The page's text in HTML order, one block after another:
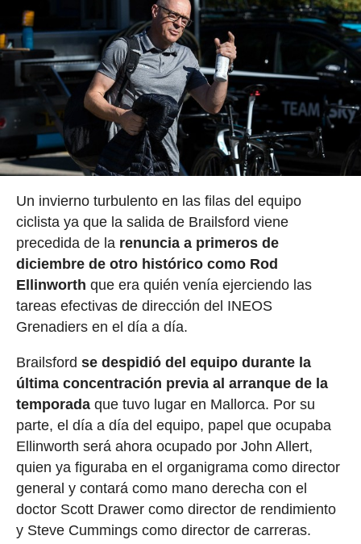
Un invierno turbulento en las filas del equipo
ciclista ya que la salida de Brailsford viene
precedida de la renuncia a primeros de
diciembre de otro histórico como Rod
Ellinworth que era quién venía ejerciendo las
tareas efectivas de dirección del INEOS
Grenadiers en el día a día.
Brailsford se despidió del equipo durante la
última concentración previa al arranque de la
temporadaque tuvo lugar en Mallorca. Por su
parte, el día a día del equipo, papel que ocupaba
Ellinworth será ahora ocupado por John Allert,
quien ya figuraba en el organigrama como director
general y contará como mano derecha con el
doctor Scott Drawer como director de rendimiento
y Steve Cummings como director de carreras.